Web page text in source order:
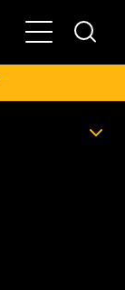
Увімкнути/